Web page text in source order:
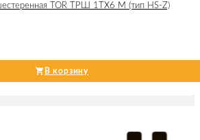
TOR ТРШ 1ТХ6 М (тип HS-Z)
В корзину